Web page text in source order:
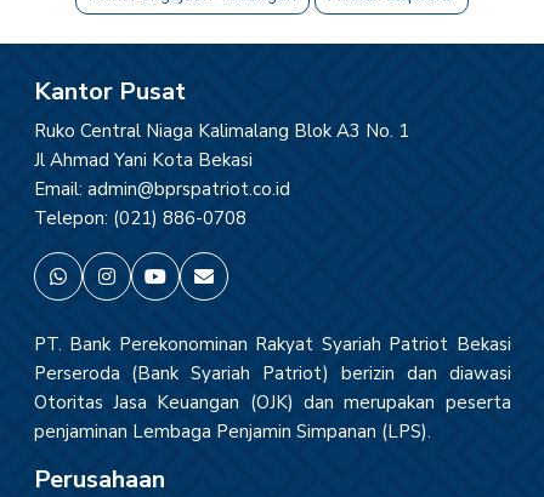
Kantor Pusat
Ruko Central Niaga Kalimalang Blok A3 No. 1
Jl Ahmad Yani Kota Bekasi
Email: admin@bprspatriot.co.id
Telepon: (021) 886-0708
PT. Bank Perekonominan Rakyat Syariah Patriot Bekasi
Perseroda (Bank Syariah Patriot) berizin dan diawasi
Otoritas Jasa Keuangan (OJK) dan merupakan peserta
penjaminan Lembaga Penjamin Simpanan (LPS).
Perusahaan